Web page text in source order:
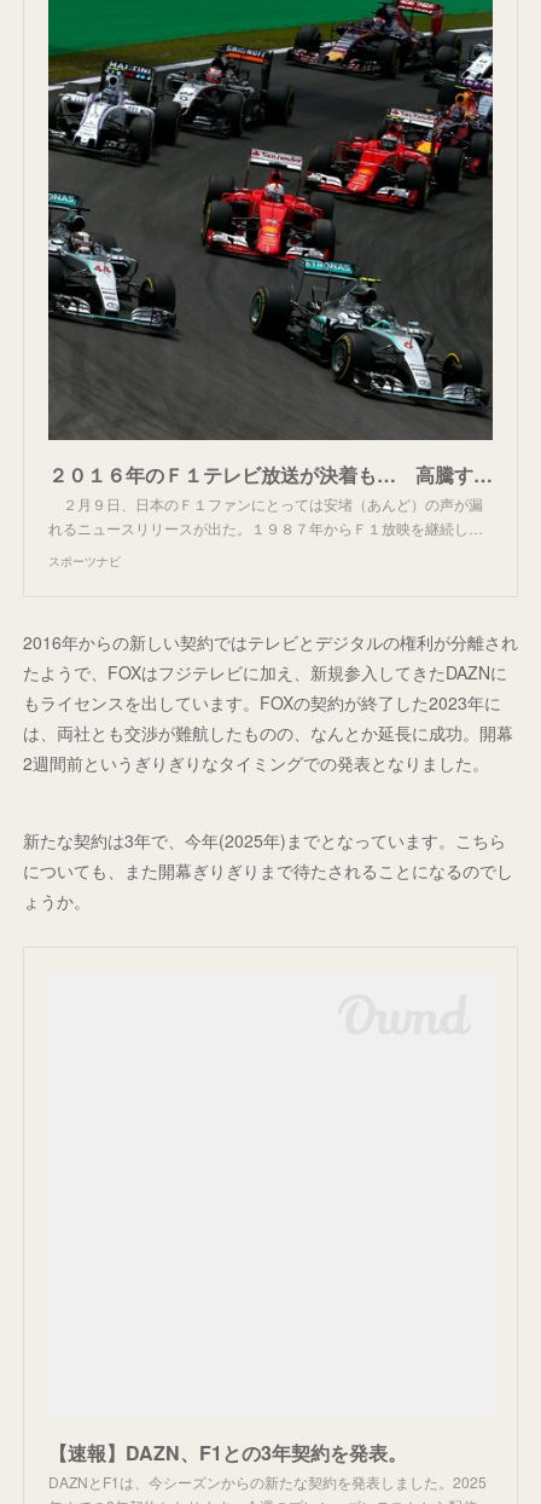
２０１６年のＦ１テレビ放送が決着も… 高騰する放映権は頭痛の種？ - スポーツナビ
２月９日、日本のＦ１ファンにとっては安堵（あんど）の声が漏
れるニュースリリースが出た。１９８７年からＦ１放映を継続し…
スポーツナビ
2016年からの新しい契約ではテレビとデジタルの権利が分離され
たようで、FOXはフジテレビに加え、新規参入してきたDAZNに
もライセンスを出しています。FOXの契約が終了した2023年に
は、両社とも交渉が難航したものの、なんとか延長に成功。開幕
2週間前というぎりぎりなタイミングでの発表となりました。
新たな契約は3年で、今年(2025年)までとなっています。こちら
についても、また開幕ぎりぎりまで待たされることになるのでし
ょうか。
【速報】DAZN、F1との3年契約を発表。
DAZNとF1は、今シーズンからの新たな契約を発表しました。2025